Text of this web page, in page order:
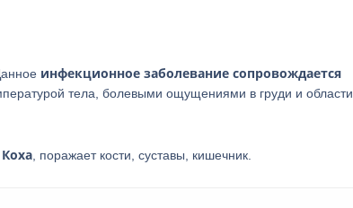
инфекционное заболевание сопровождается
тела, болевыми ощущениями в груди и области
Коха , поражает кости, суставы, кишечник.